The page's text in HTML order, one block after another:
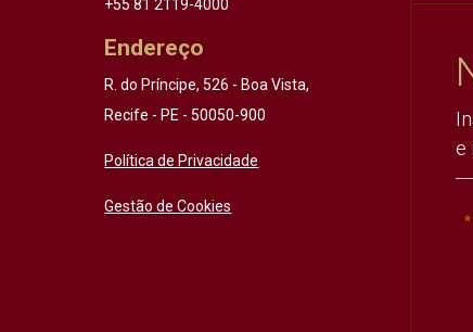
+55 81 2119-4000
Endereço
R. do Príncipe, 526 - Boa Vista,
Recife - PE - 50050-900
Política de Privacidade
Gestão de Cookies
e